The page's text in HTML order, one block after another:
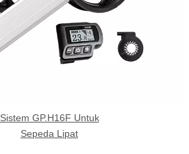
Sistem GP.H16F Untuk
Sepeda Lipat